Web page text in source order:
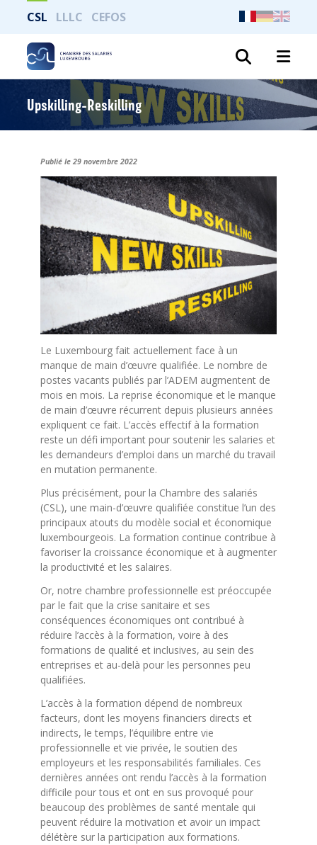
CSL LLLC CEFOS
Upskilling-Reskilling
Publié le 29 novembre 2022
Le Luxembourg fait actuellement face à un
manque de main d’œuvre qualifiée. Le nombre de
postes vacants publiés par l’ADEM augmentent de
mois en mois. La reprise économique et le manque
de main d’œuvre récurrent depuis plusieurs années
expliquent ce fait. L’accès effectif à la formation
reste un défi important pour soutenir les salaries et
les demandeurs d’emploi dans un marché du travail
en mutation permanente.
Plus précisément, pour la Chambre des salariés
(CSL), une main-d’œuvre qualifiée constitue l’un des
principaux atouts du modèle social et économique
luxembourgeois. La formation continue contribue à
favoriser la croissance économique et à augmenter
la productivité et les salaires.
Or, notre chambre professionnelle est préoccupée
par le fait que la crise sanitaire et ses
conséquences économiques ont contribué à
réduire l’accès à la formation, voire à des
formations de qualité et inclusives, au sein des
entreprises et au-delà pour les personnes peu
qualifiées.
L’accès à la formation dépend de nombreux
facteurs, dont les moyens financiers directs et
indirects, le temps, l’équilibre entre vie
professionnelle et vie privée, le soutien des
employeurs et les responsabilités familiales. Ces
dernières années ont rendu l’accès à la formation
difficile pour tous et ont en sus provoqué pour
beaucoup des problèmes de santé mentale qui
peuvent réduire la motivation et avoir un impact
délétère sur la participation aux formations.